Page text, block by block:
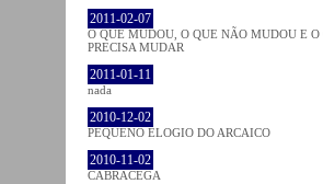
2011-02-07
O QUE MUDOU, O QUE NÃO MUDOU E O
PRECISA MUDAR
2011-01-11
nada
2010-12-02
PEQUENO ELOGIO DO ARCAICO
2010-11-02
CABRACEGA